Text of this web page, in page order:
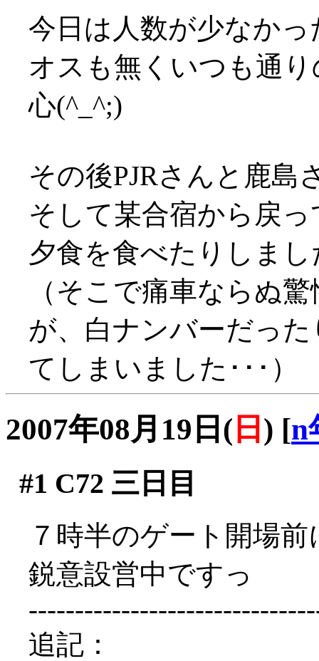
今日は人数が少なか
オスも無くいつも通
心(^_^;)
その後PJRさんと鹿島
そして某合宿から戻
夕食を食べたりしまし
（そこで痛車ならぬ
が、白ナンバーだっ
てしまいました･･･）
2007年08月19日( 日 ) [n
#1 C72 三日目
７時半のゲート開場
鋭意設営中ですっ
追記：